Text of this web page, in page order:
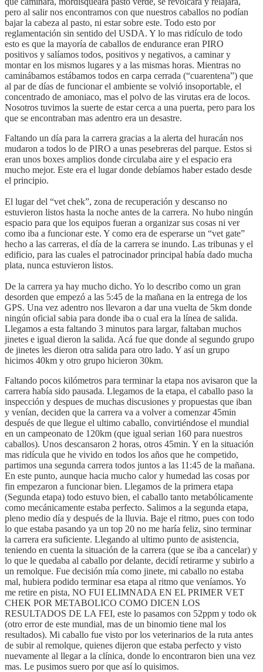
pero al salir nos encontramos con que nuestros caballos no podían
bajar la cabeza al pasto, ni estar sobre este. Todo esto por
reglamentación sin sentido del USDA. Y lo mas ridículo de todo
esto es que la mayoría de caballos de endurance eran PIRO
positivos y salíamos todos, positivos y negativos, a caminar y
montar en los mismos lugares y a las mismas horas. Mientras no
caminábamos estábamos todos en carpa cerrada (“cuarentena”) que
al par de días de funcionar el ambiente se volvió insoportable, el
concentrado de amoniaco, mas el polvo de las virutas era de locos.
Nosotros tuvimos la suerte de estar cerca a una puerta, pero para los
que se encontraban mas adentro era un desastre.
Faltando un día para la carrera gracias a la alerta del huracán nos
mudaron a todos lo de PIRO a unas pesebreras del parque. Estos si
eran unos boxes amplios donde circulaba aire y el espacio era
mucho mejor. Este era el lugar donde debíamos haber estado desde
el principio.
El lugar del “vet chek”, zona de recuperación y descanso no
estuvieron listos hasta la noche antes de la carrera. No hubo ningún
espacio para que los equipos fueran a organizar sus cosas ni ver
como iba a funcionar este. Y como era de esperarse un “vet gate”
hecho a las carreras, el día de la carrera se inundo. Las tribunas y el
edificio, para las cuales el patrocinador principal había dado mucha
plata, nunca estuvieron listos.
De la carrera ya hay mucho dicho. Yo lo describo como un gran
desorden que empezó a las 5:45 de la mañana en la entrega de los
GPS. Una vez adentro nos llevaron a dar una vuelta de 5km donde
ningún oficial sabia para donde iba o cual era la línea de salida.
Llegamos a esta faltando 3 minutos para largar, faltaban muchos
jinetes e igual dieron la salida. Acá fue que donde al segundo grupo
de jinetes les dieron otra salida para otro lado. Y así un grupo
hicimos 40km y otro grupo hicieron 30km.
Faltando pocos kilómetros para terminar la etapa nos avisaron que la
carrera había sido pausada. Llegamos de la etapa, el caballo paso la
inspección y despues de muchas discusiones y propuestas que iban
y venían, deciden que la carrera va a volver a comenzar 45min
después de que llegue el ultimo caballo, convirtiéndose el mundial
en un campeonato de 120km (que igual serian 160 para nuestros
caballos). Unos descansaron 2 horas, otros 45min. Y en la situación
mas ridícula que he vivido en todos los años que he competido,
partimos una segunda carrera todos juntos a las 11:45 de la mañana.
En este punto, aunque hacia mucho calor y humedad las cosas por
fin empezaron a funcionar bien. Llegamos de la primera etapa
(Segunda etapa) todo estuvo bien, el caballo tanto metabólicamente
como mecánicamente estaba perfecto. Salimos a la segunda etapa,
pleno medio día y después de la lluvia. Baje el ritmo, pues con todo
lo que estaba pasando ya un top 20 no me haría feliz, sino terminar
la carrera era suficiente. Llegando al ultimo punto de asistencia,
teniendo en cuenta la situación de la carrera (que se iba a cancelar) y
lo que le quedaba al caballo por delante, decidí retirarme y subirlo a
un remolque. Fue decisión mía como jinete, mi caballo no estaba
mal, hubiera podido terminar esa etapa al ritmo que veníamos. Yo
me retire en pista, NO FUI ELIMNADA EN EL PRIMER VET
CHEK POR METABOLICO COMO DICEN LOS
RESULTADOS DE LA FEI, este lo pasamos con 52ppm y todo ok
(otro error de este mundial, mas de un binomio tiene mal los
resultados). Mi caballo fue visto por los veterinarios de la ruta antes
de subir al remolque, quienes dijeron que estaba perfecto y visto
nuevamente al llegar a la clínica, donde lo encontraron bien una vez
mas. Le pusimos suero por que así lo quisimos.